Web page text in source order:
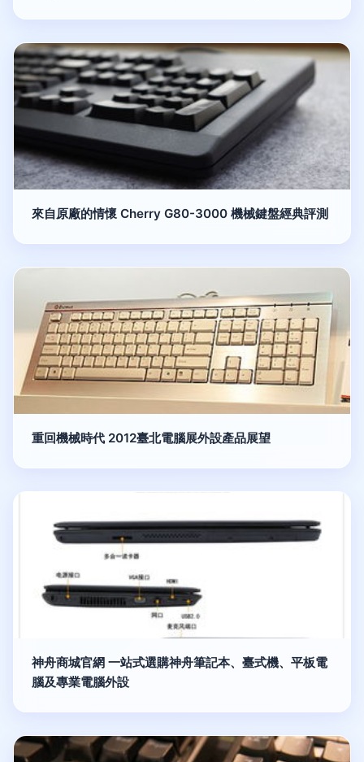
來自原廠的情懷 Cherry G80-3000 機械鍵盤經典評測
重回機械時代 2012臺北電腦展外設產品展望
神舟商城官網 一站式選購神舟筆記本、臺式機、平板電
腦及專業電腦外設